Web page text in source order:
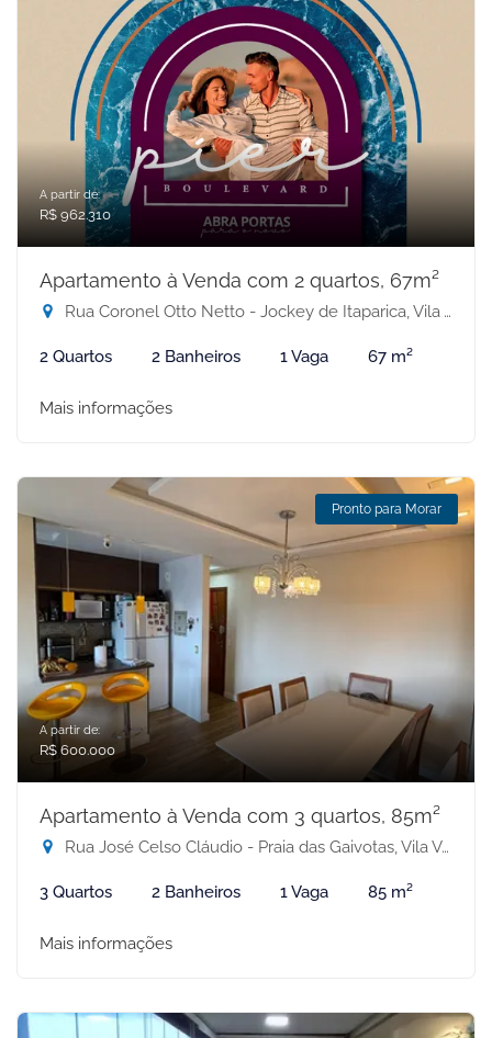
A partir de:
R$ 962.310
Apartamento à Venda com 2 quartos, 67m²
Rua Coronel Otto Netto - Jockey de Itaparica, Vila Velha-ES
2 Quartos 2 Banheiros 1 Vaga 67 m²
Mais informações
Pronto para Morar
A partir de:
R$ 600.000
Apartamento à Venda com 3 quartos, 85m²
Rua José Celso Cláudio - Praia das Gaivotas, Vila Velha-ES
3 Quartos 2 Banheiros 1 Vaga 85 m²
Mais informações